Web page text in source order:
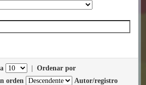
Ordenar por
orden
Autor/registro